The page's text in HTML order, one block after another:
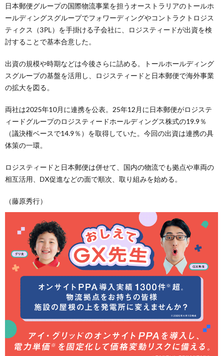
日本郵便グループの国際物流事業を担うオーストラリアのトールホ
ールディングスグループでフォワーディングやコントラクトロジス
ティクス（3PL）を手掛ける子会社に、ロジスティードが出資を検
討することで基本合意した。
出資の規模や時期などは今後さらに詰める。トールホールディング
スグループの基盤を活用し、ロジスティードと日本郵便で海外事業
の拡大を図る。
両社は2025年10月に連携を公表。25年12月に日本郵便がロジステ
ィードグループのロジスティードホールディングス株式の19.9％
（議決権ベースで14.9％）を取得していた。今回の出資は連携の具
体策の一環。
ロジスティードと日本郵便は併せて、国内の物流でも拠点や車両の
相互活用、DX促進などの面で順次、取り組みを始める。
（藤原秀行）